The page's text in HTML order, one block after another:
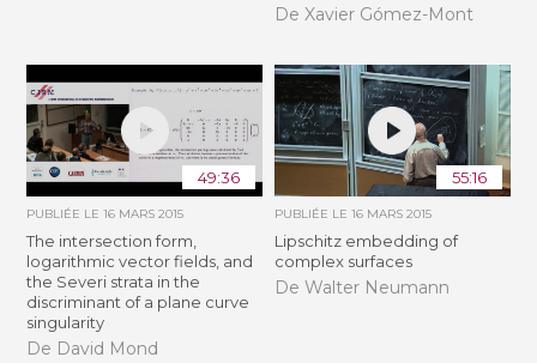
De Xavier Gómez-Mont
49:36
PUBLIÉE LE16 MARS 2015
The intersection form,
logarithmic vector fields, and
the Severi strata in the
discriminant of a plane curve
singularity
De David Mond
55:16
PUBLIÉE LE 16 MARS 2015
Lipschitz embedding of
complex surfaces
De Walter Neumann